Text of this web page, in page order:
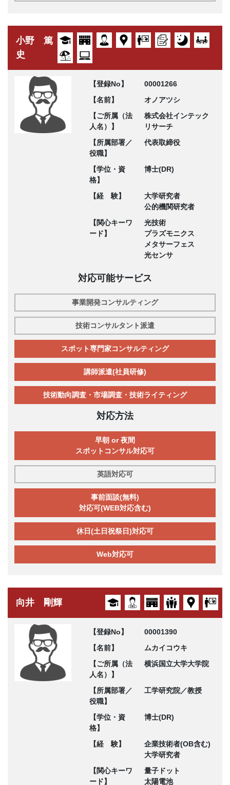
小野 篤
史
【登録No】
00001266
【名前】
オノアツシ
【ご所属（法
人名）】
株式会社インテック
リサーチ
【所属部署／
役職】
代表取締役
【学位・資
格】
博士(DR)
【経 験】
大学研究者
公的機関研究者
【関心キーワ
ード】
光技術
プラズモニクス
メタサーフェス
光センサ
対応可能サービス
事業開発コンサルティング
技術コンサルタント派遣
スポット専門家コンサルティング
講師派遣(社員研修)
技術動向調査・市場調査・技術ライティング
対応方法
早朝 or 夜間
スポットコンサル対応可
英語対応可
事前面談(無料)
対応可(WEB対応含む)
休日(土日祝祭日)対応可
Web対応可
向井 剛輝
【登録No】
00001390
【名前】
ムカイコウキ
【ご所属（法
人名）】
横浜国立大学大学院
【所属部署／
役職】
工学研究院／教授
【学位・資
格】
博士(DR)
【経 験】
企業技術者(OB含む)
大学研究者
【関心キーワ
ード】
量子ドット
太陽電池